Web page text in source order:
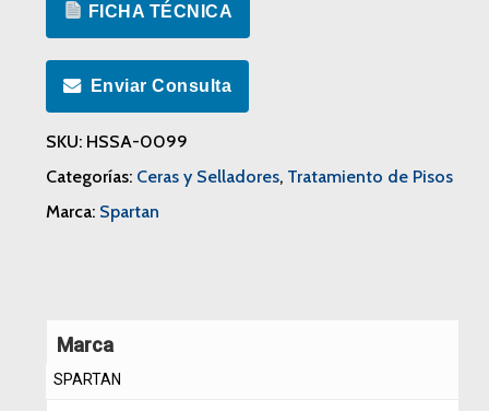
FICHA TÉCNICA
Enviar Consulta
SKU: HSSA-0099
Categorías: Ceras y Selladores, Tratamiento de Pisos
Marca: Spartan
Marca
SPARTAN